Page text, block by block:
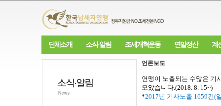
단체소개 소식·알림 조세개혁운동 연말정산 계
언론보도
연맹이 노출되는 수많은 기
모았습니다.(2018. 8. 15~)
*2017년 기사노출 1659건(